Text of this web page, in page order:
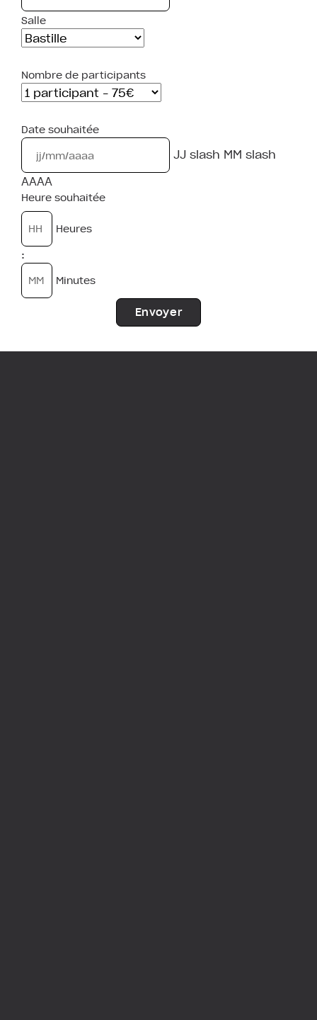
Salle
Nombre de participants
Date souhaitée
JJ slash MM slash
AAAA
Heure souhaitée
Heures
:
Minutes